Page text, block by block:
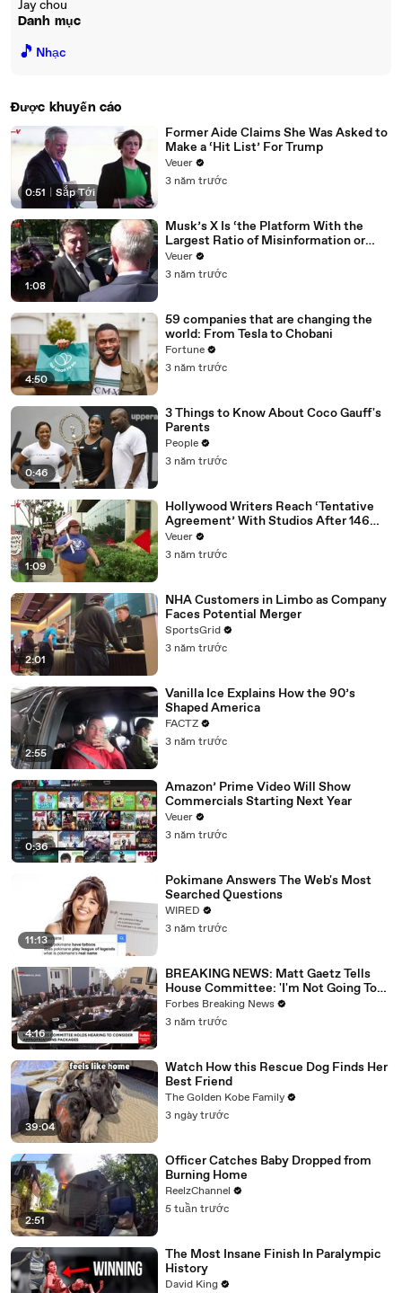
Jay chou
Danh mục
🎵 Nhạc
Được khuyến cáo
0:51 Sắp Tới
Former Aide Claims She Was Asked to
Make a ‘Hit List’ For Trump
Veuer
3 năm trước
1:08
Musk’s X Is ‘the Platform With the
Largest Ratio of Misinformation or
Disinformation’ Amongst All Social
Media Platforms
Veuer
3 năm trước
4:50
59 companies that are changing the
world: From Tesla to Chobani
Fortune
3 năm trước
0:46
3 Things to Know About Coco Gauff's
Parents
People
3 năm trước
1:09
Hollywood Writers Reach ‘Tentative
Agreement’ With Studios After 146
Day Strike
Veuer
3 năm trước
2:01
NHA Customers in Limbo as Company
Faces Potential Merger
SportsGrid
3 năm trước
2:55
Vanilla Ice Explains How the 90’s
Shaped America
FACTZ
3 năm trước
0:36
Amazon’ Prime Video Will Show
Commercials Starting Next Year
Veuer
3 năm trước
11:13
Pokimane Answers The Web's Most
Searched Questions
WIRED
3 năm trước
4:16
BREAKING NEWS: Matt Gaetz Tells
House Committee: 'I'm Not Going To
Vote For A Continuing Resolution'
Forbes Breaking News
3 năm trước
39:04
Watch How this Rescue Dog Finds Her
Best Friend
The Golden Kobe Family
3 ngày trước
2:51
Officer Catches Baby Dropped from
Burning Home
ReelzChannel
5 tuần trước
The Most Insane Finish In Paralympic
History
David King